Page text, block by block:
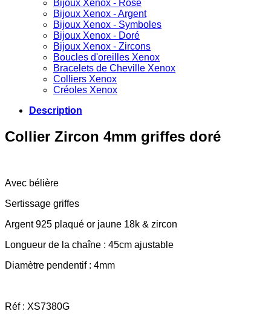
Bijoux Xenox - Rose
Bijoux Xenox - Argent
Bijoux Xenox - Symboles
Bijoux Xenox - Doré
Bijoux Xenox - Zircons
Boucles d'oreilles Xenox
Bracelets de Cheville Xenox
Colliers Xenox
Créoles Xenox
Description
Collier Zircon 4mm griffes doré
Avec bélière
Sertissage griffes
Argent 925 plaqué or jaune 18k & zircon
Longueur de la chaîne : 45cm ajustable
Diamètre pendentif : 4mm
Réf : XS7380G